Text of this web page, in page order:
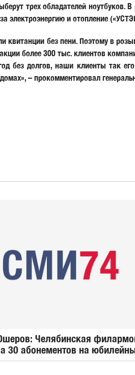
трех обладателей ноутбуков.
и отопление
квитанции без пени. Поэтому в
более 300 тыс. клиентов
без долгов, наши клиенты так
– прокомментировал
Челябинская
30 абонементов на